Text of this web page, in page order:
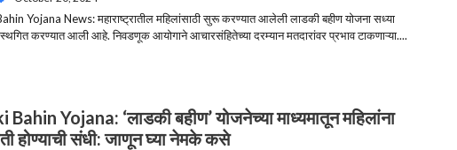
Yojana News: महाराष्ट्रातील महिलांसाठी सुरू करण्यात आलेली लाडकी बहीण योजना सध्या
स्थगित करण्यात आली आहे. निवडणूक आयोगाने आचारसंहितेच्या दरम्यान मतदारांवर प्रभाव टाकणाऱ्या....
Bahin Yojana: ‘लाडकी बहीण’ योजनेच्या माध्यमातून महिलांना
होण्याची संधी: जाणून घ्या नेमके कसे